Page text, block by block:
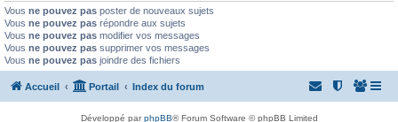
Vous ne pouvez pas poster de nouveaux sujets
Vous ne pouvez pas répondre aux sujets
Vous ne pouvez pas modifier vos messages
Vous ne pouvez pas supprimer vos messages
Vous ne pouvez pas joindre des fichiers
Accueil Portail Index du forum
Développé parphpBB® Forum Software © phpBB Limited